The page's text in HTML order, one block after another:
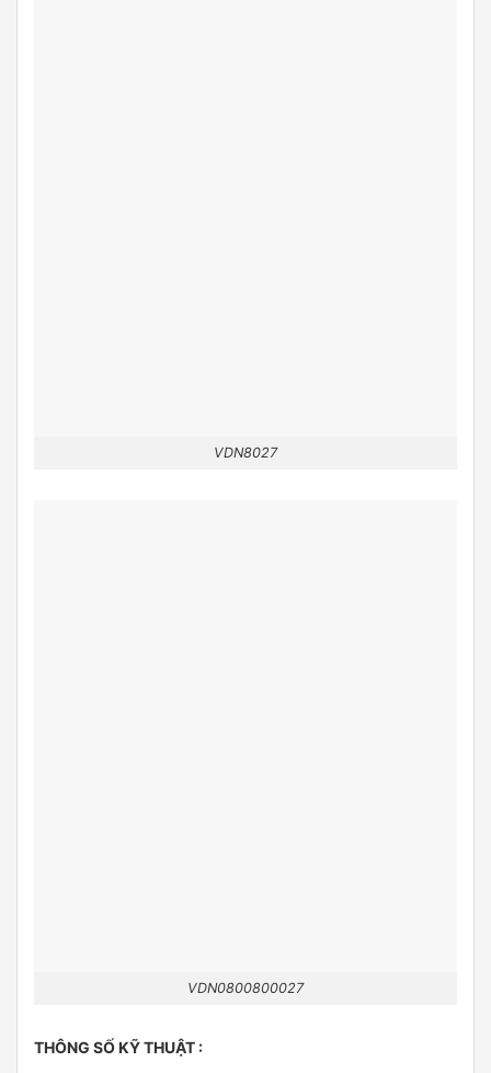
VDN8027
VDN0800800027
THÔNG SỐ KỸ THUẬT :